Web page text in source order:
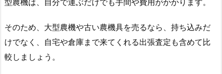
型農機は、自分で運ぶだけでも手間や費用がかかります。
そのため、大型農機や古い農機具を売るなら、持ち込みだ
けでなく、自宅や倉庫まで来てくれる出張査定も含めて比
較しましょう。